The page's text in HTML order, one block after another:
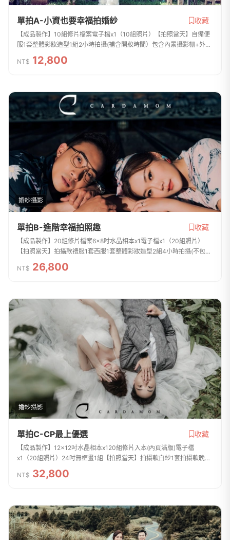
單拍A-小資也要幸福拍婚紗 收藏
【成品製作】10組修片檔案電子檔x1（10組照片）【拍照當天】自備便
服1套整體彩妝造型1組2小時拍攝(補含開妝時間）包含內景攝影棚+外景
的拍攝
NT$ 12,800
婚紗攝影
單拍B-進階幸福拍照趣 收藏
【成品製作】20組修片檔案6x8吋水晶相本x1電子檔x1（20組照片）
【拍照當天】拍攝款禮服1套西服1套整體彩妝造型2組4小時拍攝(不包含
化妝時間)包含內景攝影棚+外景的拍攝
NT$ 26,800
婚紗攝影
單拍C-CP最上優選 收藏
【成品製作】12x12吋水晶相本x120組修片入本(內頁滿版)電子檔
x1（20組照片）24吋無框畫1組【拍照當天】拍攝款白紗1套拍攝款晚禮
服1套西服1套整體彩妝造型2組6小時拍攝包含內景攝影棚+外景的拍攝婚
紗拍攝道具免費租借
NT$ 32,800